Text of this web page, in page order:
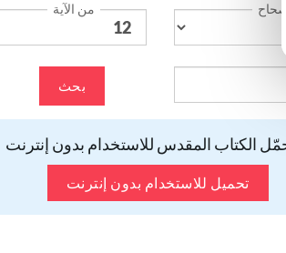
من الآية
بحث
الكتاب المقدس للاستخدام بدون إنترنت
تحميل للاستخدام بدون إنترنت